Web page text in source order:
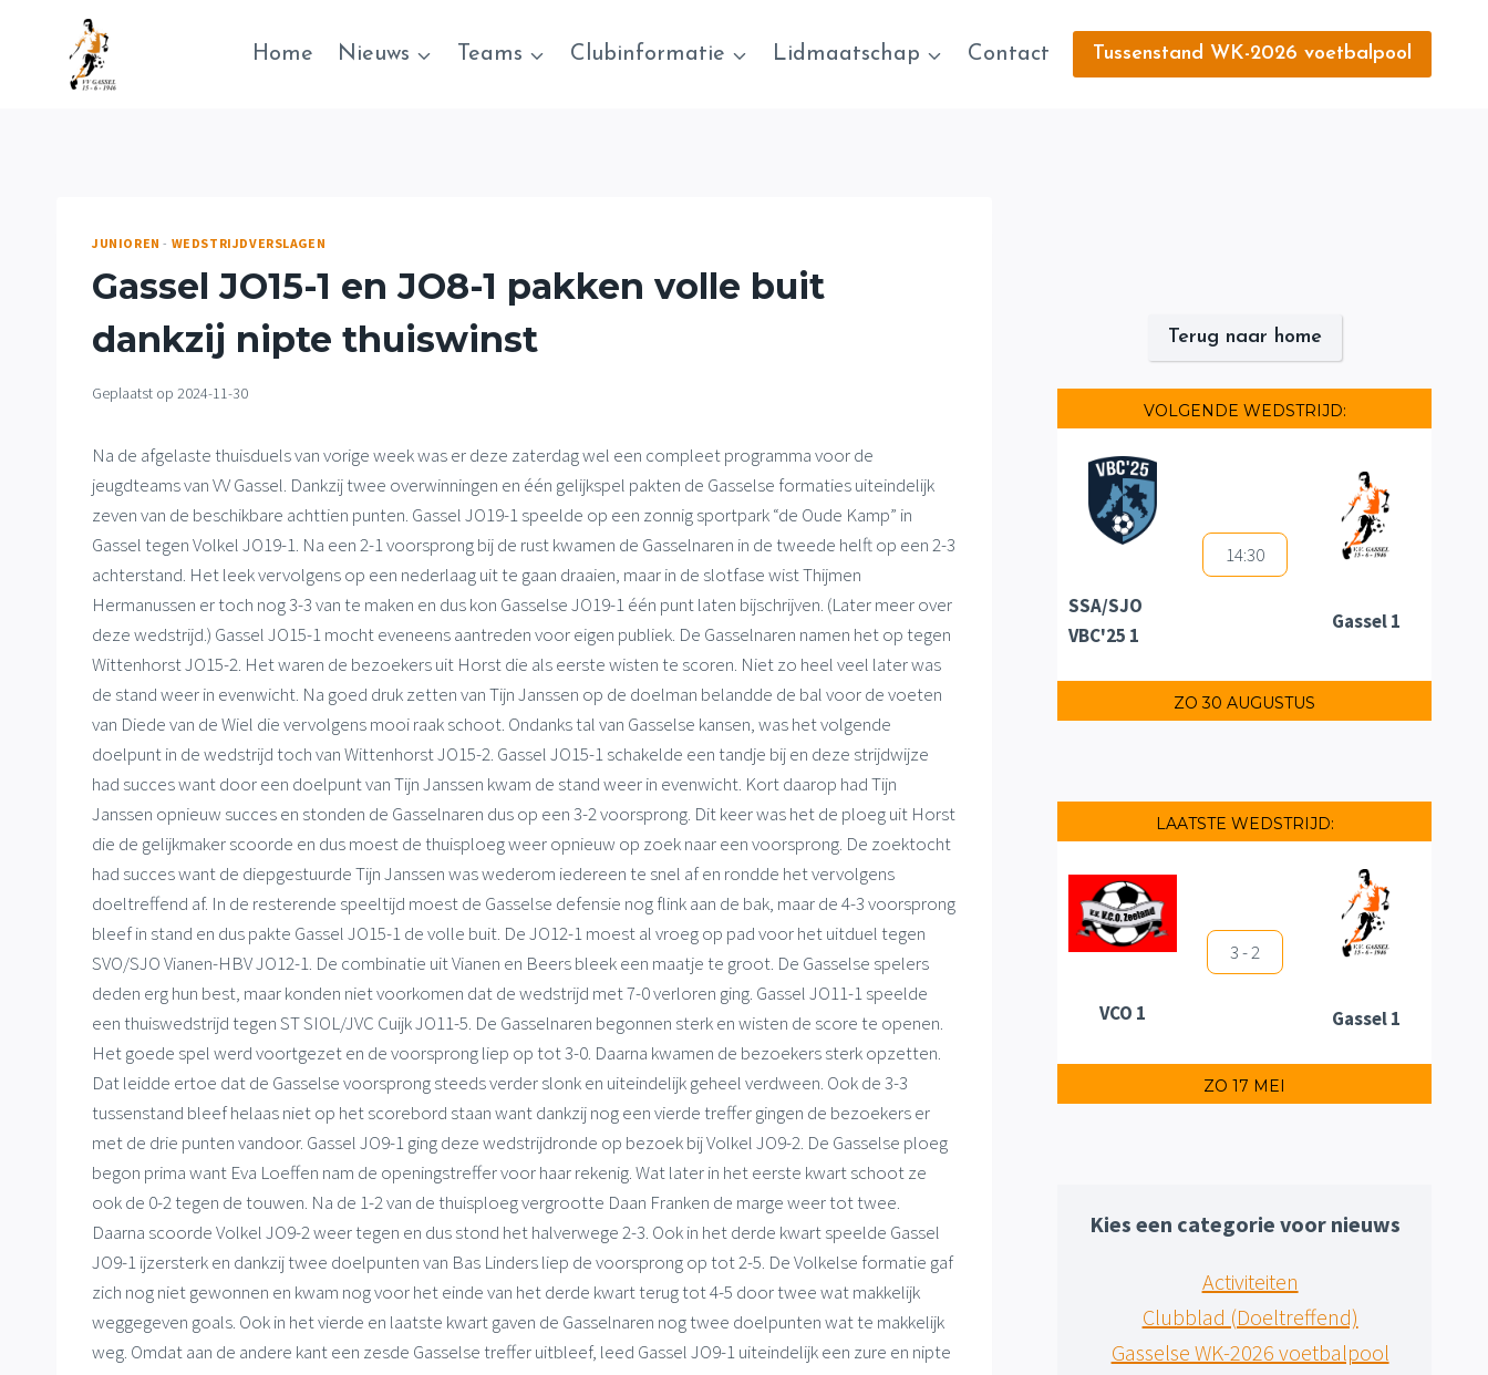
Home Nieuws Teams Clubinformatie Lidmaatschap Contact Tussenstand WK-2026 voetbalpool
JUNIOREN - WEDSTRIJDVERSLAGEN
Gassel JO15-1 en JO8-1 pakken volle buit
dankzij nipte thuiswinst
Geplaatst op 2024-11-30
Na de afgelaste thuisduels van vorige week was er deze zaterdag wel een compleet programma voor de
jeugdteams van VV Gassel. Dankzij twee overwinningen en één gelijkspel pakten de Gasselse formaties uiteindelijk
zeven van de beschikbare achttien punten. Gassel JO19-1 speelde op een zonnig sportpark “de Oude Kamp” in
Gassel tegen Volkel JO19-1. Na een 2-1 voorsprong bij de rust kwamen de Gasselnaren in de tweede helft op een 2-3
achterstand. Het leek vervolgens op een nederlaag uit te gaan draaien, maar in de slotfase wist Thijmen
Hermanussen er toch nog 3-3 van te maken en dus kon Gasselse JO19-1 één punt laten bijschrijven. (Later meer over
deze wedstrijd.) Gassel JO15-1 mocht eveneens aantreden voor eigen publiek. De Gasselnaren namen het op tegen
Wittenhorst JO15-2. Het waren de bezoekers uit Horst die als eerste wisten te scoren. Niet zo heel veel later was
de stand weer in evenwicht. Na goed druk zetten van Tijn Janssen op de doelman belandde de bal voor de voeten
van Diede van de Wiel die vervolgens mooi raak schoot. Ondanks tal van Gasselse kansen, was het volgende
doelpunt in de wedstrijd toch van Wittenhorst JO15-2. Gassel JO15-1 schakelde een tandje bij en deze strijdwijze
had succes want door een doelpunt van Tijn Janssen kwam de stand weer in evenwicht. Kort daarop had Tijn
Janssen opnieuw succes en stonden de Gasselnaren dus op een 3-2 voorsprong. Dit keer was het de ploeg uit Horst
die de gelijkmaker scoorde en dus moest de thuisploeg weer opnieuw op zoek naar een voorsprong. De zoektocht
had succes want de diepgestuurde Tijn Janssen was wederom iedereen te snel af en rondde het vervolgens
doeltreffend af. In de resterende speeltijd moest de Gasselse defensie nog flink aan de bak, maar de 4-3 voorsprong
bleef in stand en dus pakte Gassel JO15-1 de volle buit. De JO12-1 moest al vroeg op pad voor het uitduel tegen
SVO/SJO Vianen-HBV JO12-1. De combinatie uit Vianen en Beers bleek een maatje te groot. De Gasselse spelers
deden erg hun best, maar konden niet voorkomen dat de wedstrijd met 7-0 verloren ging. Gassel JO11-1 speelde
een thuiswedstrijd tegen ST SIOL/JVC Cuijk JO11-5. De Gasselnaren begonnen sterk en wisten de score te openen.
Het goede spel werd voortgezet en de voorsprong liep op tot 3-0. Daarna kwamen de bezoekers sterk opzetten.
Dat leidde ertoe dat de Gasselse voorsprong steeds verder slonk en uiteindelijk geheel verdween. Ook de 3-3
tussenstand bleef helaas niet op het scorebord staan want dankzij nog een vierde treffer gingen de bezoekers er
met de drie punten vandoor. Gassel JO9-1 ging deze wedstrijdronde op bezoek bij Volkel JO9-2. De Gasselse ploeg
begon prima want Eva Loeffen nam de openingstreffer voor haar rekenig. Wat later in het eerste kwart schoot ze
ook de 0-2 tegen de touwen. Na de 1-2 van de thuisploeg vergrootte Daan Franken de marge weer tot twee.
Daarna scoorde Volkel JO9-2 weer tegen en dus stond het halverwege 2-3. Ook in het derde kwart speelde Gassel
JO9-1 ijzersterk en dankzij twee doelpunten van Bas Linders liep de voorsprong op tot 2-5. De Volkelse formatie gaf
zich nog niet gewonnen en kwam nog voor het einde van het derde kwart terug tot 4-5 door twee wat makkelijk
weggegeven goals. Ook in het vierde en laatste kwart gaven de Gasselnaren nog twee doelpunten wat te makkelijk
weg. Omdat aan de andere kant een zesde Gasselse treffer uitbleef, leed Gassel JO9-1 uiteindelijk een zure en nipte
Terug naar home
VOLGENDE WEDSTRIJD:
SSA/SJO
VBC'25 1
14:30
Gassel 1
ZO 30 AUGUSTUS
LAATSTE WEDSTRIJD:
VCO 1
3 - 2
Gassel 1
ZO 17 MEI
Kies een categorie voor nieuws
Activiteiten
Clubblad (Doeltreffend)
Gasselse WK-2026 voetbalpool